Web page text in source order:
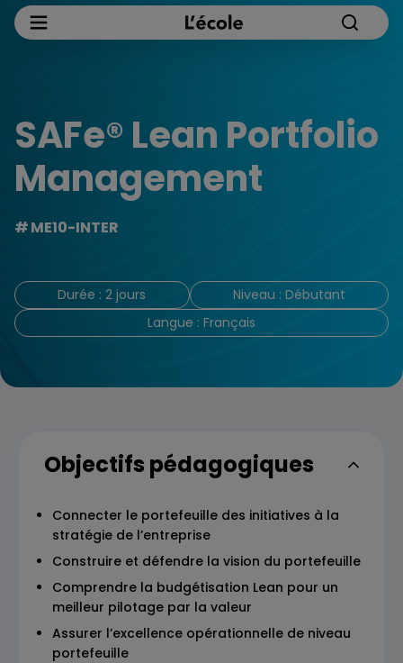
SAFe® Lean Portfolio
Management
ME10-INTER
Durée : 2 jours
Niveau : Débutant
Langue : Français
Objectifs pédagogiques
Connecter le portefeuille des initiatives à la
stratégie de l’entreprise
Construire et défendre la vision du portefeuille
Comprendre la budgétisation Lean pour un
meilleur pilotage par la valeur
Assurer l’excellence opérationnelle de niveau
portefeuille